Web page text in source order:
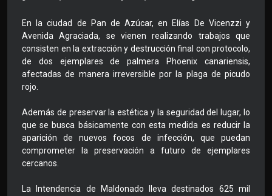
En la ciudad de Pan de Azúcar, en Elías De Vicenzzi y
Avenida Agraciada, se vienen realizando trabajos que
consisten en la extracción y destrucción final con protocolo,
de dos ejemplares de palmera Phoenix canariensis,
afectadas de manera irreversible por la plaga de picudo
rojo.
Además de preservar la estética y la seguridad del lugar, lo
que se busca básicamente con esta medida es reducir la
aparición de nuevos focos de infección, que puedan
comprometer la preservación a futuro de ejemplares
cercanos.
La Intendencia de Maldonado lleva destinados 625 mil